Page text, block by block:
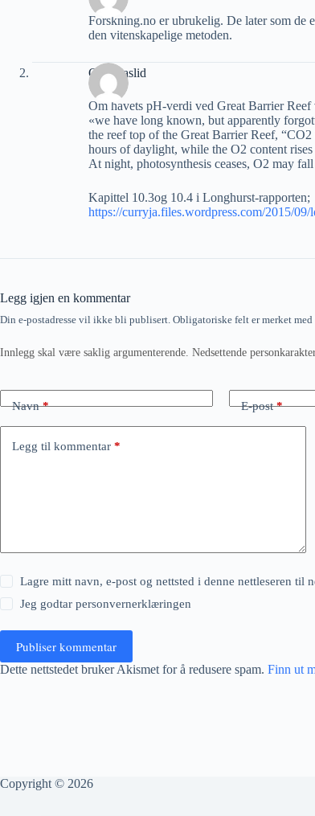
Forskning.no er ubrukelig. De later som de
den vitenskapelige metoden.
Geir Aaslid
Om havets pH-verdi ved Great Barrier Reef
«we have long known, but apparently
the reef top of the Great Barrier Reef,
hours of daylight, while the O2 content
At night, photosynthesis ceases, O2 may
Kapittel 10.3og 10.4 i Longhurst-rapporten;
https://curryja.files.wordpress.com/2015/09/
Legg igjen en kommentar
Din e-postadresse vil ikke bli publisert. Obligatoriske felt er merket med
Innlegg skal være saklig argumenterende. Nedsettende
Navn* E-post*
Legg til kommentar *
Lagre mitt navn, e-post og nettsted i denne nettleseren til
Jeg godtarpersonvernerklæringen
Publiser kommentar
Dette nettstedet bruker Akismet for å redusere spam. Finn ut
Copyright © 2026